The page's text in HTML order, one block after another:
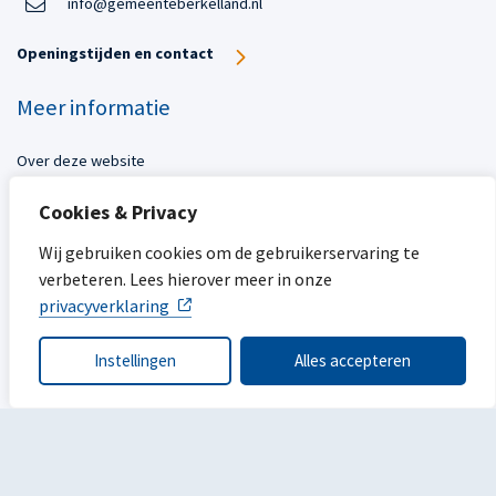
Cookies & Privacy
Wij gebruiken cookies om de gebruikerservaring te
verbeteren. Lees hierover meer in onze
privacyverklaring
Instellingen Alles accepteren
Openingstijden en contact
Meer informatie
Over deze website
Privacy
Sitemap
Mijn gemeente